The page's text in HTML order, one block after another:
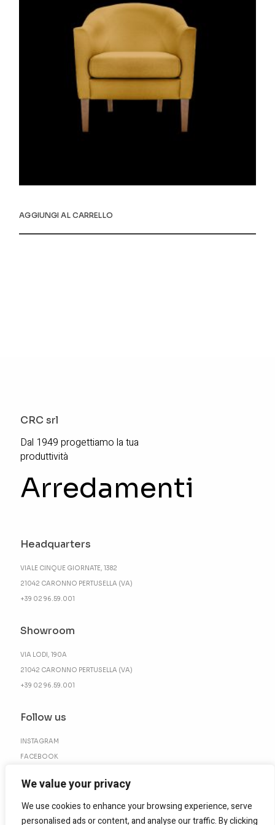
We value your privacy
We use cookies to enhance your browsing experience, serve
personalised ads or content, and analyse our traffic. By clicking
AGGIUNGI AL CARRELLO
CRC srl
Dal 1949 progettiamo la tua
produttività
Arredamenti
Headquarters
VIALE CINQUE GIORNATE, 1382
21042 CARONNO PERTUSELLA (VA)
+39 02 96.59.001
Showroom
VIA LODI, 190A
21042 CARONNO PERTUSELLA (VA)
+39 02 96.59.001
Follow us
INSTAGRAM
FACEBOOK